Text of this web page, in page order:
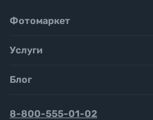
Фотомаркет
Услуги
Блог
8-800-555-01-02